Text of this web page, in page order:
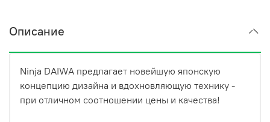
Описание
Ninja DAIWA предлагает новейшую японскую
концепцию дизайна и вдохновляющую технику -
при отличном соотношении цены и качества!